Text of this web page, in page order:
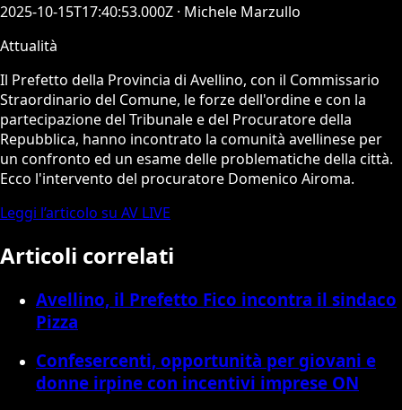
2025-10-15T17:40:53.000Z · Michele Marzullo
Attualità
Il Prefetto della Provincia di Avellino, con il Commissario
Straordinario del Comune, le forze dell'ordine e con la
partecipazione del Tribunale e del Procuratore della
Repubblica, hanno incontrato la comunità avellinese per
un confronto ed un esame delle problematiche della città.
Ecco l'intervento del procuratore Domenico Airoma.
Leggi l’articolo su AV LIVE
Articoli correlati
Avellino, il Prefetto Fico incontra il sindaco
Pizza
Confesercenti, opportunità per giovani e
donne irpine con incentivi imprese ON